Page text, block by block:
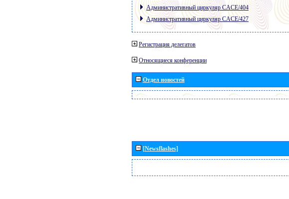
Административный циркуляр CACE/404
Административный циркуляр CACE/427
Регистрация делегатов
Относящиеся конференции
Отдел новостей
[Newsflashes]